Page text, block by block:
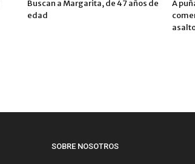
Buscan a Margarita, de 47 años de
edad
A
SOBRE NOSOTROS